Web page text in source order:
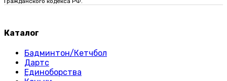
Каталог
Бадминтон/Кетчбол
Дартс
Единоборства